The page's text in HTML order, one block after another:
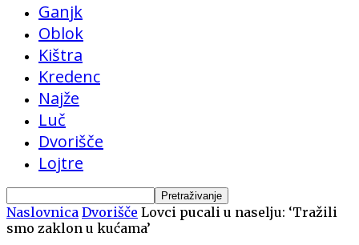
Ganjk
Oblok
Kištra
Kredenc
Najže
Luč
Dvorišče
Lojtre
Naslovnica Dvorišče Lovci pucali u naselju: ‘Tražili
smo zaklon u kućama’